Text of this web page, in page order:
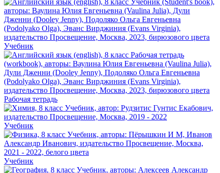
Учебник
Рабочая тетрадь
Учебник
Учебник